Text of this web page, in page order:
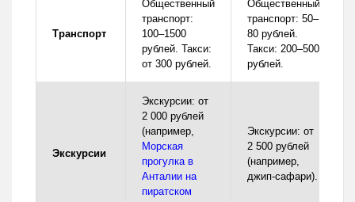
Транспорт
Общественный
транспорт:
100–1500
рублей. Такси:
от 300 рублей.
Общественный
транспорт: 50–
80 рублей.
Такси: 200–500
рублей.
Экскурсии
Экскурсии: от
2 000 рублей
(например,
Морская
прогулка в
Анталии на
пиратском
Экскурсии: от
2 500 рублей
(например,
джип-сафари).